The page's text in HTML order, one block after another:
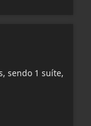
sendo 1 suíte,